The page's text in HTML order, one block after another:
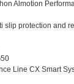
Almotion
slip protection and
Line CX Smart